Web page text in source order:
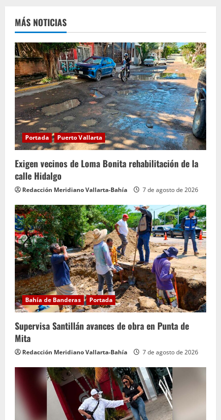
l
e
y
e
n
d
o
MÁS NOTICIAS
Portada Puerto Vallarta
Exigen vecinos de Loma Bonita rehabilitación de la
calle Hidalgo
Redacción Meridiano Vallarta-Bahía 7 de agosto de 2026
Bahía de Banderas Portada
Supervisa Santillán avances de obra en Punta de
Mita
Redacción Meridiano Vallarta-Bahía 7 de agosto de 2026